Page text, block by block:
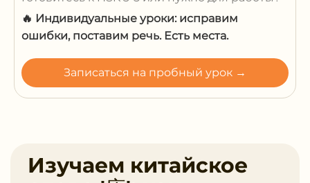
🔥 Индивидуальные уроки: исправим
ошибки, поставим речь. Есть места.
Записаться на пробный урок →
Изучаем китайское